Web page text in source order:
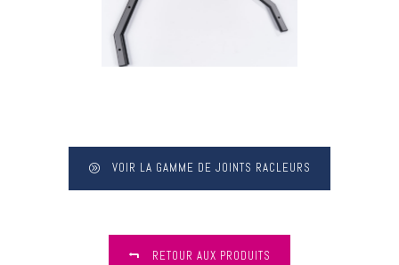
VOIR LA GAMME DE JOINTS RACLEURS
RETOUR AUX PRODUITS